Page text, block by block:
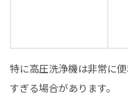
特に高圧洗浄機は非常に
すぎる場合があります。